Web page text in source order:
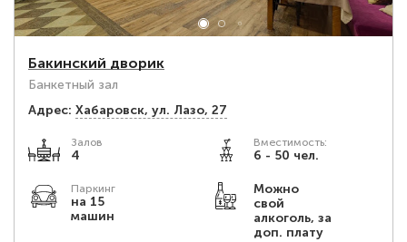
Бакинский дворик
Банкетный зал
Адрес: Хабаровск, ул. Лазо, 27
Залов
4
Вместимость:
6 - 50 чел.
Паркинг
на 15
машин
Можно
свой
алкоголь, за
доп. плату